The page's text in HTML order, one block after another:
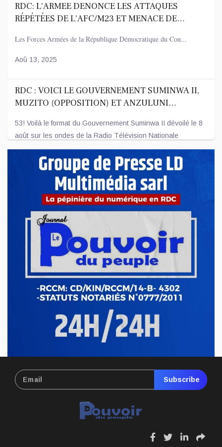
RDC: L'ARMEE DENONCE LES ATTAQUES
RÉPÉTÉES DE L'AFC/M23 ET MENACE DE
Les Forces Armées de la République Démocratique du Con...
Aoû 13, 2025
RDC : VOICI LE GOUVERNEMENT SUMINWA II,
MUZITO (OPPOSITION) ET ANZULUNI
53! Voilà le format du Gouvernement Suminwa II dévoilé le 8
août sur les ondes de la Radio Télévision Nationale
Congolaise - R...
Aoû 08, 2025
REVUE DE PRESSE DU MERCREDI 06 AOÛT 2025
Félix Tshisekedi nomme à l'ANR, à la CNSS
et à la Cour constitutionnelle. A la cour constitutionnelle,
nous fait savoir ...
Aoû 06, 2025
Subscribe
fa
fa
fa
fa